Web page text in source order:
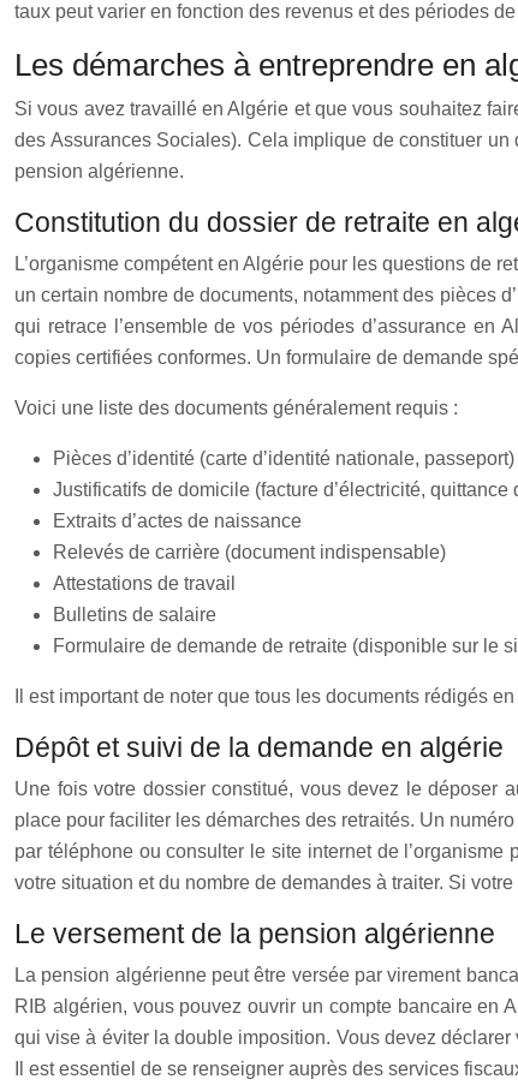
taux peut varier en fonction des revenus et des périodes
Les démarches à entreprendre en
Si vous avez travaillé en Algérie et que vous souhaitez
des Assurances Sociales). Cela implique de constituer
pension algérienne.
Constitution du dossier de retraite en
L’organisme compétent en Algérie pour les questions de
un certain nombre de documents, notamment des pièces
qui retrace l’ensemble de vos périodes d’assurance
copies certifiées conformes. Un formulaire de demande
Voici une liste des documents généralement requis :
Pièces d’identité (carte d’identité nationale, passeport)
Justificatifs de domicile (facture d’électricité, quittance
Extraits d’actes de naissance
Relevés de carrière (document indispensable)
Attestations de travail
Bulletins de salaire
Formulaire de demande de retraite (disponible sur le
Il est important de noter que tous les documents rédigés
Dépôt et suivi de la demande en algérie
Une fois votre dossier constitué, vous devez le déposer
place pour faciliter les démarches des retraités. Un
par téléphone ou consulter le site internet de
votre situation et du nombre de demandes à traiter. Si
Le versement de la pension algérienne
La pension algérienne peut être versée par virement
RIB algérien, vous pouvez ouvrir un compte bancaire en
qui vise à éviter la double imposition. Vous devez
Il est essentiel de se renseigner auprès des services